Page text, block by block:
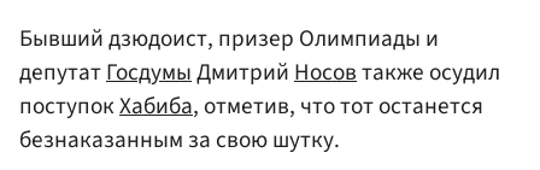
Бывший дзюдоист, призер Олимпиады и
депутатГосдумыДмитрийНосовтакже осудил
поступокХабиба, отметив, что тот останется
безнаказанным за свою шутку.